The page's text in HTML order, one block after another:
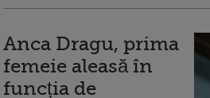
Anca Dragu, prima
femeie aleasă în
funcția de